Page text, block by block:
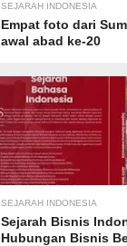
SEJARAH INDONESIA
Empat foto dari
awal abad ke-20
SEJARAH INDONESIA
Sejarah Bisnis
Hubungan Bisnis